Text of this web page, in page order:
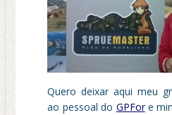
Quero deixar aqui meu
ao pessoal do GPFore